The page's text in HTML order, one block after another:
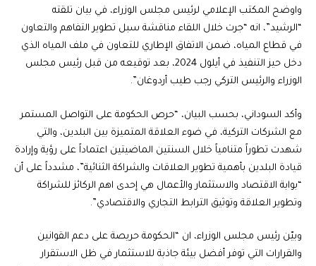
واوضح المكتب الإعلامي لرئيس مجلس الوزراء، في بيان تلقته
“الرشيد”، انه “جرت خلال اللقاء مناقشة سبل تطوير التفاهم والتعاون
في قطاع المياه، ضمن الاتفاق الإطاري للتعاون في ملف المياه الذي
دخل حيز التنفيذ في أيلول 2024، بعد توقيعه من قبل رئيس مجلس
الوزراء والرئيس التركي رجب طيب أردوغان”.
وأكد السوداني، بحسب البيان، “حرص الحكومة على التواصل المستمر
مع الشركات التركية، في ضوء العلاقة المتميزة بين البلدين، والتي
شهدت تطوراً متنامياً خلال السنتين الماضيتين اعتماداً على رؤية وإرادة
قيادة البلدين بأهمية تطوير العلاقات والشراكة الثنائية”، مشدداً على أن
“بوابة الاقتصاد والاستثمار والأعمال هي إحدى اهم الركائز للشراكة
وتطوير العلاقة وتوثيق الترابط التجاري والاقتصادي”.
وبيّن رئيس مجلس الوزراء، ان “الحكومة حريصة على دعم القوانين
والقرارات التي توفر أفضل بيئة جاذبة للاستثمار في ظل الاستقرار